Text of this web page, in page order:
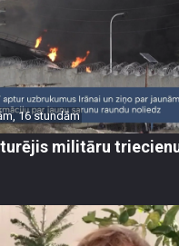
16 stundām
militāru